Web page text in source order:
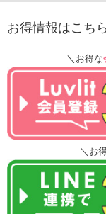
お得情報はこち
＼お得な
＼お